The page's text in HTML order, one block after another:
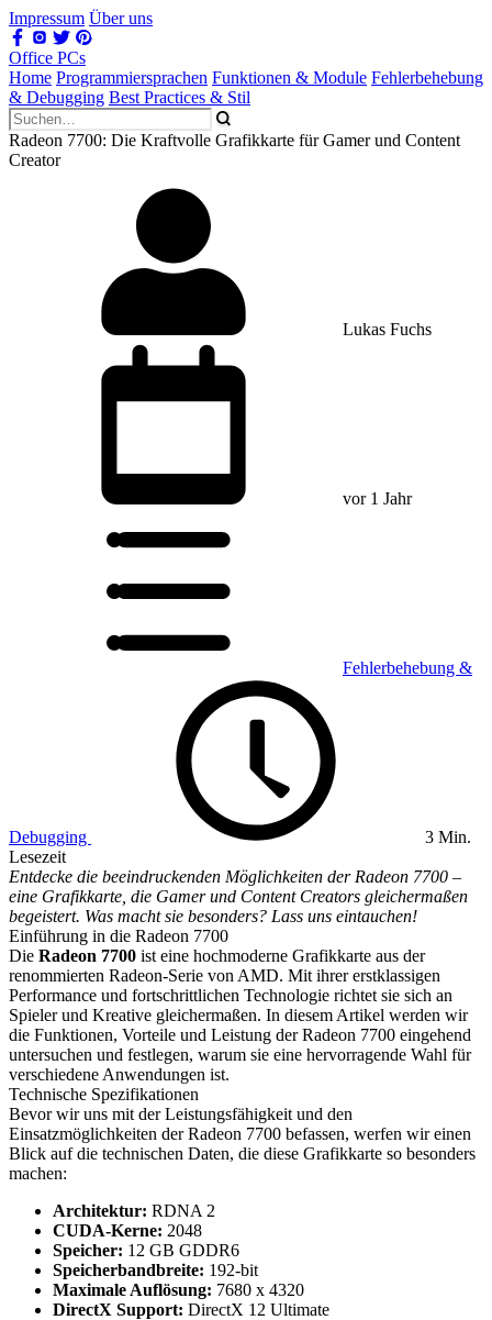
Impressum Über uns
Office PCs
Home Programmiersprachen Funktionen & Module Fehlerbehebung
& Debugging Best Practices & Stil
Radeon 7700: Die Kraftvolle Grafikkarte für Gamer und Content
Creator
Lukas Fuchs
vor 1 Jahr
Fehlerbehebung &
Debugging
3 Min.
Lesezeit
Entdecke die beeindruckenden Möglichkeiten der Radeon 7700 –
eine Grafikkarte, die Gamer und Content Creators gleichermaßen
begeistert. Was macht sie besonders? Lass uns eintauchen!
Einführung in die Radeon 7700
Die Radeon 7700 ist eine hochmoderne Grafikkarte aus der
renommierten Radeon-Serie von AMD. Mit ihrer erstklassigen
Performance und fortschrittlichen Technologie richtet sie sich an
Spieler und Kreative gleichermaßen. In diesem Artikel werden wir
die Funktionen, Vorteile und Leistung der Radeon 7700 eingehend
untersuchen und festlegen, warum sie eine hervorragende Wahl für
verschiedene Anwendungen ist.
Technische Spezifikationen
Bevor wir uns mit der Leistungsfähigkeit und den
Einsatzmöglichkeiten der Radeon 7700 befassen, werfen wir einen
Blick auf die technischen Daten, die diese Grafikkarte so besonders
machen:
Architektur: RDNA 2
CUDA-Kerne: 2048
Speicher: 12 GB GDDR6
Speicherbandbreite: 192-bit
Maximale Auflösung: 7680 x 4320
DirectX Support: DirectX 12 Ultimate